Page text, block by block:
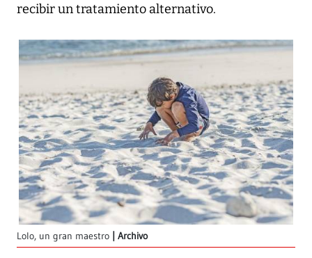
recibir un tratamiento alternativo.
Lolo, un gran maestro Archivo